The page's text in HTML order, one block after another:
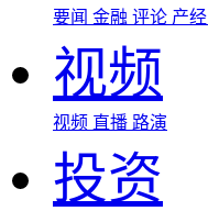
要闻 金融 评论 产经
视频
视频 直播 路演
投资